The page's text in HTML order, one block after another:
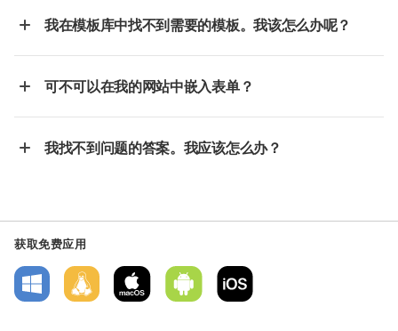
我在模板库中找不到需要的模板。我该怎么办呢？
可不可以在我的网站中嵌入表单？
我找不到问题的答案。我应该怎么办？
获取免费应用